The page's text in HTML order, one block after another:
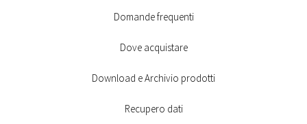
Domande frequenti
Dove acquistare
Download e Archivio prodotti
Recupero dati